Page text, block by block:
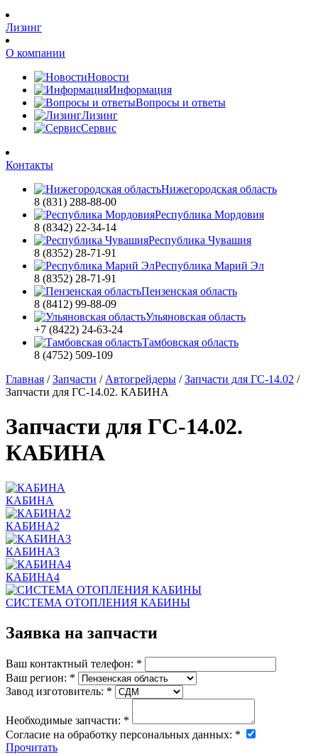
Лизинг
О компании
Новости
Информация
Вопросы и ответы
Лизинг
Сервис
Контакты
Нижегородская область
8 (831) 288-88-00
Республика Мордовия
8 (8342) 22-34-14
Республика Чувашия
8 (8352) 28-71-91
Республика Марий Эл
8 (8352) 28-71-91
Пензенская область
8 (8412) 99-88-09
Ульяновская область
+7 (8422) 24-63-24
Тамбовская область
8 (4752) 509-109
Главная /Запчасти / Автогрейдеры /Запчасти для ГС-14.02 /
Запчасти для ГС-14.02. КАБИНА
Запчасти для ГС-14.02.
КАБИНА
КАБИНА
КАБИНА2
КАБИНА3
КАБИНА4
СИСТЕМА ОТОПЛЕНИЯ КАБИНЫ
Заявка на запчасти
Ваш контактный телефон: *
Ваш регион: *
Завод изготовитель: *
Необходимые запчасти: *
Согласие на обработку персональных данных: *
Прочитать